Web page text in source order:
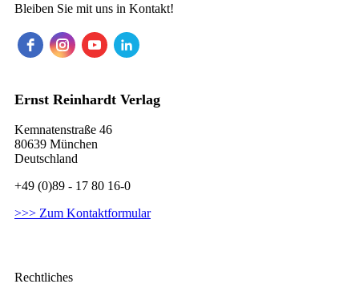
Bleiben Sie mit uns in Kontakt!
Ernst Reinhardt Verlag
Kemnatenstraße 46
80639 München
Deutschland
+49 (0)89 - 17 80 16-0
>>> Zum Kontaktformular
Rechtliches